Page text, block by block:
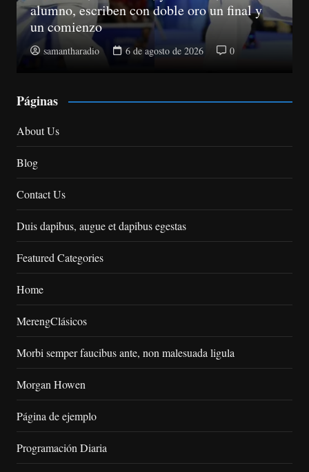
Suspenden registros de proveedores del
Estado a 10 senadores
samantharadio 5 de agosto de 2026 0
Páginas
About Us
Blog
Contact Us
Duis dapibus, augue et dapibus egestas
Featured Categories
Home
MerengClásicos
Morbi semper faucibus ante, non malesuada ligula
Morgan Howen
Página de ejemplo
Programación Diaria